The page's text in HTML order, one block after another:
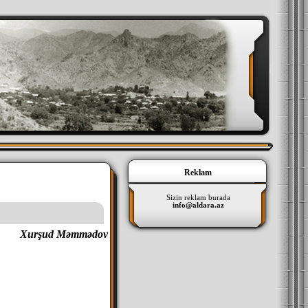
Xurşud Məmmədov
Reklam
Sizin reklam burada
info@aldara.az